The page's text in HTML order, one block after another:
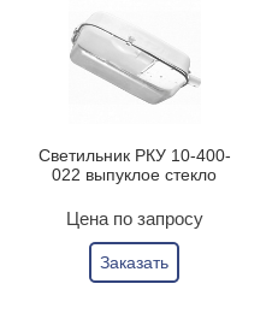
Светильник РКУ 10-400-
022 выпуклое стекло
Цена по запросу
Заказать